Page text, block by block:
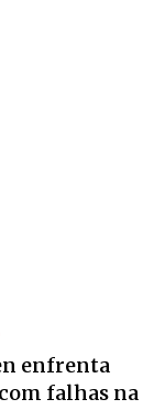
enfrenta
falhas na